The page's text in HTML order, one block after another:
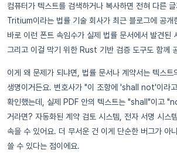
컴퓨터가 텍스트를 검색하거나 복사하면 전혀 다른
Tritium이라는 법률 기술 회사가 최근 블로그에 공
바로 이런 폰트 속임수가 실제 법률 문서에서 발견된
그리고 이걸 막기 위한 Rust 기반 검증 도구도 함께
이게 왜 문제가 되냐면, 법률 문서나 계약서는 텍스트
생명이거든요. 변호사가 "이 조항에 'shall not'이라
확인했는데, 실제 PDF 안의 텍스트는 "shall"이고
거라면? 자동화된 계약 검토 시스템, 전자 서명 시스
속을 수 있어요. 더 무서운 건 이게 단순한 버그가 아
쓸 수 있다는 점이에요.